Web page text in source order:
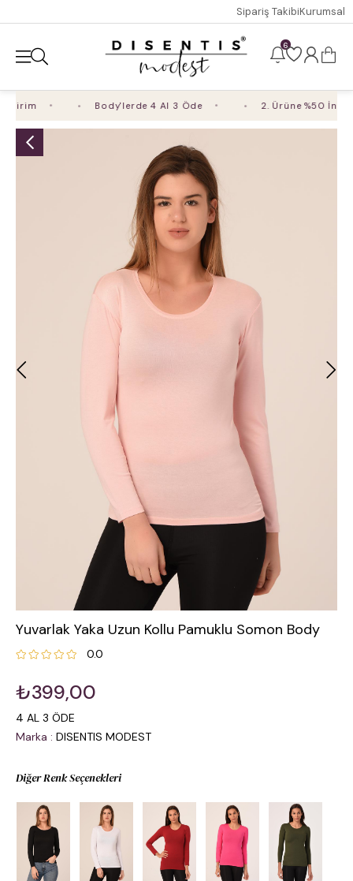
Sipariş TakibiKurumsal
6
Body'lerde 4 Al 3 Öde 2. Ürüne %50 İndirim
Yuvarlak Yaka Uzun Kollu Pamuklu Somon Body
0.0
₺399,00
4 AL 3 ÖDE
Marka : DISENTIS MODEST
Diğer Renk Seçenekleri